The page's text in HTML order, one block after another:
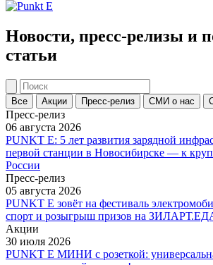
Новости, пресс-релизы и
статьи
Все Акции Пресс-релиз СМИ о нас
Пресс-релиз
06 августа 2026
PUNKT E: 5 лет развития зарядной
первой станции в Новосибирске — к
России
Пресс-релиз
05 августа 2026
PUNKT E зовёт на фестиваль
спорт и розыгрыш призов на
Акции
30 июля 2026
PUNKT E МИНИ с розеткой: